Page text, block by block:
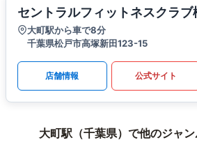
セントラルフィットネスクラブ
大町駅から車で8分
千葉県松戸市高塚新田123-15
店舗情報 公式サイト
大町駅（千葉県）で他のジャ